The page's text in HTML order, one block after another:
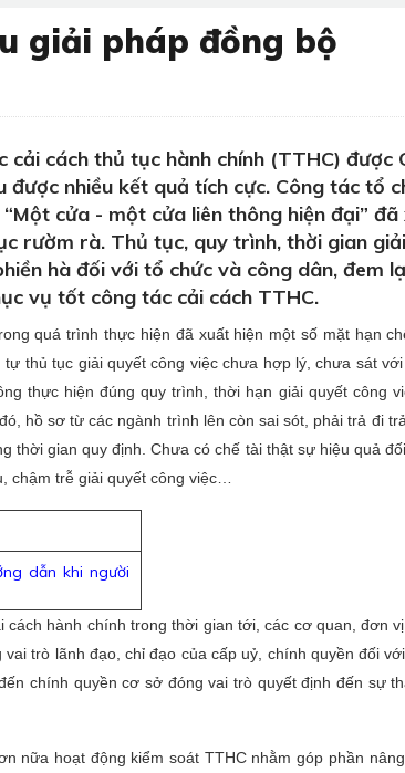
giải pháp đồng bộ
cải cách thủ tục hành chính (TTHC) được
nhiều kết quả tích cực. Công tác tổ
cửa - một cửa liên thông hiện đại” đã
rườm rà. Thủ tục, quy trình, thời gian
hà đối với tổ chức và công dân, đem
vụ tốt công tác cải cách TTHC.
quá trình thực hiện đã xuất hiện một số mặt hạn
thủ tục giải quyết công việc chưa hợp lý, chưa sát
thực hiện đúng quy trình, thời hạn giải quyết công
hồ sơ từ các ngành trình lên còn sai sót, phải trả đi
thời gian quy định. Chưa có chế tài thật sự hiệu quả
chậm trễ giải quyết công việc…
dẫn khi người
hành chính trong thời gian tới, các cơ quan, đơn
trò lãnh đạo, chỉ đạo của cấp uỷ, chính quyền đối
chính quyền cơ sở đóng vai trò quyết định đến sự
nữa hoạt động kiểm soát TTHC nhằm góp phần